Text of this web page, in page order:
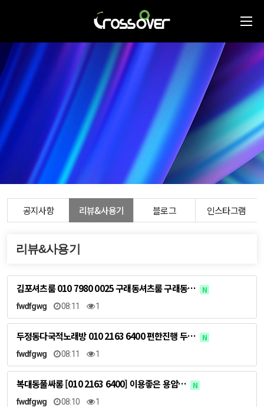
공지사항 리뷰&사용기 블로그 인스타그램
리뷰&사용기
김포셔츠룸 010 7980 0025 구래동셔츠룸 구래동… N
fwdfgwg 08:11 1
두정동다국적노래방 010 2163 6400 편한진행 두… N
fwdfgwg 08:11 1
복대동풀싸롱 [010 2163 6400] 이용좋은 용암… N
fwdfgwg 08:10 1